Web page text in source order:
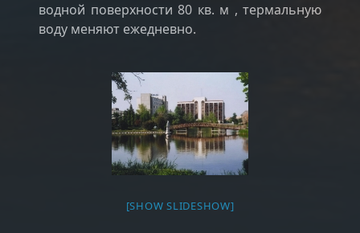
водной поверхности 80 кв. м , термальную
воду меняют ежедневно.
[SHOW SLIDESHOW]